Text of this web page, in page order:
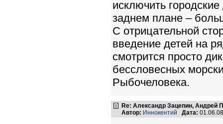
исключить
заднем плане –
С отрицательной
введение детей на
смотрится просто
бессловесных
Рыбочеловека.
Re: Александр Зацепин, Андрей
Автор: Иннокентий Дата: